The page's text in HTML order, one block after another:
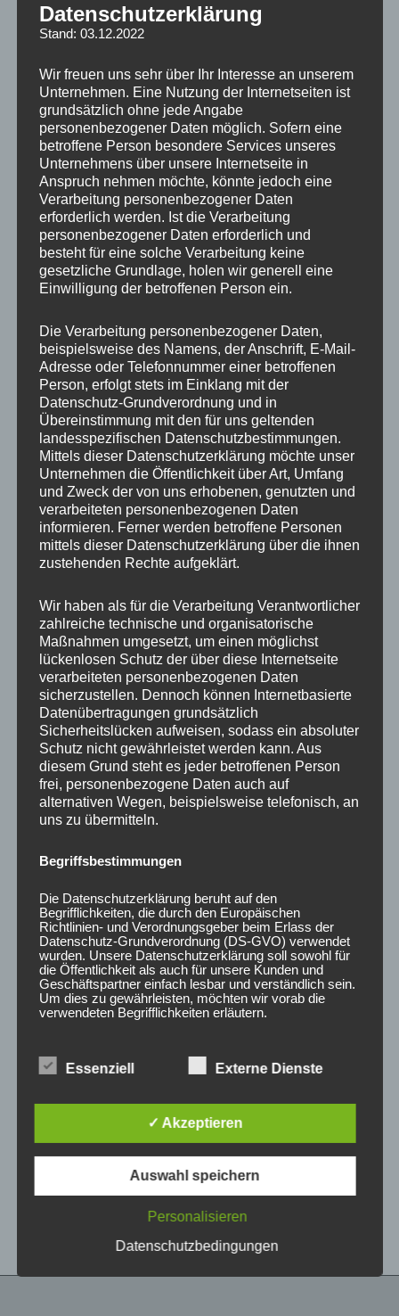
Breite
Design CVR1
Durchmesser 19
ET 24
Fertigung Flow Forming
Hersteller CONCAVER WHEELS
Lochkreis 5×112
Hinweis
Lochzahl
Mittellochbohrung 72,6 mm
Nabenbohrung 72.6
PCD 112 mm
Traglast 725
Ähnliche Produkte
CONCAVER CVR1
19×8,5 ET45 5×108
Brushed Bronze
450,00€ *
Bewertet
mit
CONCAVER CVR1
19×8,5 ET40 5×112
Carbon Graphite
5
19×8 ET40 5×112
425,00€ *
19×8,5 ET45 5×112
Brushed Bronze
450,00€ *
Bewertet
von
5
Datenschutzerklärung
Stand: 03.12.2022
Wir freuen uns sehr über Ihr Interesse an unserem
Unternehmen. Eine Nutzung der Internetseiten ist
grundsätzlich ohne jede Angabe
personenbezogener Daten möglich. Sofern eine
betroffene Person besondere Services unseres
Unternehmens über unsere Internetseite in
Anspruch nehmen möchte, könnte jedoch eine
Verarbeitung personenbezogener Daten
erforderlich werden. Ist die Verarbeitung
personenbezogener Daten erforderlich und
besteht für eine solche Verarbeitung keine
gesetzliche Grundlage, holen wir generell eine
Einwilligung der betroffenen Person ein.
Die Verarbeitung personenbezogener Daten,
beispielsweise des Namens, der Anschrift, E-Mail-
Adresse oder Telefonnummer einer betroffenen
Person, erfolgt stets im Einklang mit der
Datenschutz-Grundverordnung und in
Übereinstimmung mit den für uns geltenden
landesspezifischen Datenschutzbestimmungen.
Mittels dieser Datenschutzerklärung möchte unser
Unternehmen die Öffentlichkeit über Art, Umfang
und Zweck der von uns erhobenen, genutzten und
verarbeiteten personenbezogenen Daten
informieren. Ferner werden betroffene Personen
mittels dieser Datenschutzerklärung über die ihnen
zustehenden Rechte aufgeklärt.
Wir haben als für die Verarbeitung Verantwortlicher
zahlreiche technische und organisatorische
Maßnahmen umgesetzt, um einen möglichst
lückenlosen Schutz der über diese Internetseite
verarbeiteten personenbezogenen Daten
sicherzustellen. Dennoch können Internetbasierte
Datenübertragungen grundsätzlich
Sicherheitslücken aufweisen, sodass ein absoluter
Schutz nicht gewährleistet werden kann. Aus
diesem Grund steht es jeder betroffenen Person
frei, personenbezogene Daten auch auf
alternativen Wegen, beispielsweise telefonisch, an
uns zu übermitteln.
Begriffsbestimmungen
Die Datenschutzerklärung beruht auf den
Begrifflichkeiten, die durch den Europäischen
Richtlinien- und Verordnungsgeber beim Erlass der
Datenschutz-Grundverordnung (DS-GVO) verwendet
wurden. Unsere Datenschutzerklärung soll sowohl für
die Öffentlichkeit als auch für unsere Kunden und
Geschäftspartner einfach lesbar und verständlich sein.
Um dies zu gewährleisten, möchten wir vorab die
verwendeten Begrifflichkeiten erläutern.
Wir verwenden in dieser Datenschutzerklärung
unter anderem die folgenden Begriffe:
Personenbezogene Daten sind alle
identifizierbare natürliche Person (im Folgenden
wird eine natürliche Person angesehen, die
Essenziell Externe Dienste
✓ Akzeptieren
Auswahl speichern
Personalisieren
Datenschutzbedingungen